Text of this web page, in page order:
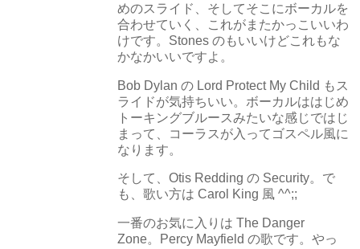
めのスライド、そしてそこにボーカルを
合わせていく、これがまたかっこいいわ
けです。Stones のもいいけどこれもな
かなかいいですよ。
Bob Dylan の Lord Protect My Child もス
ライドが気持ちいい。ボーカルははじめ
トーキングブルースみたいな感じではじ
まって、コーラスが入ってゴスペル風に
なります。
そして、Otis Redding の Security。で
も、歌い方は Carol King 風 ^^;;
一番のお気に入りは The Danger
Zone。Percy Mayfield の歌です。やっ